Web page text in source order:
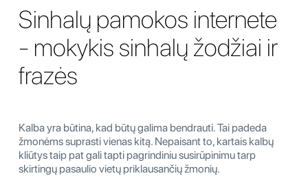
Sinhalų pamokos internete
- mokykis sinhalų žodžiai ir
frazės
Kalba yra būtina, kad būtų galima bendrauti. Tai padeda
žmonėms suprasti vienas kitą. Nepaisant to, kartais kalbų
kliūtys taip pat gali tapti pagrindiniu susirūpinimu tarp
skirtingų pasaulio vietų priklausančių žmonių.